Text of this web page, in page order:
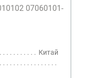
07060101-
Китай